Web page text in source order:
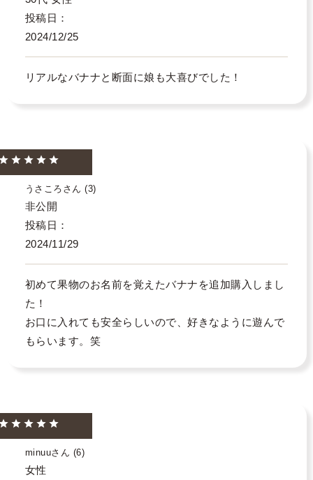
投稿日
2024/12/25
リアルなバナナと断面に娘も大喜びでした！
うさころ 3
非公開
投稿日
2024/11/29
初めて果物のお名前を覚えたバナナを追加購入しまし
た！
お口に入れても安全らしいので、好きなように遊んで
もらいます。笑
minuu 6
女性